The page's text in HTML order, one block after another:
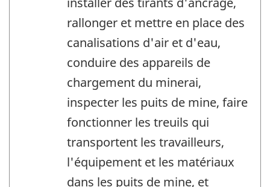
rallonger et mettre en place des
canalisations d'air et d'eau,
conduire des appareils de
chargement du minerai,
inspecter les puits de mine, faire
fonctionner les treuils qui
transportent les travailleurs,
l'équipement et les matériaux
dans les puits de mine, et